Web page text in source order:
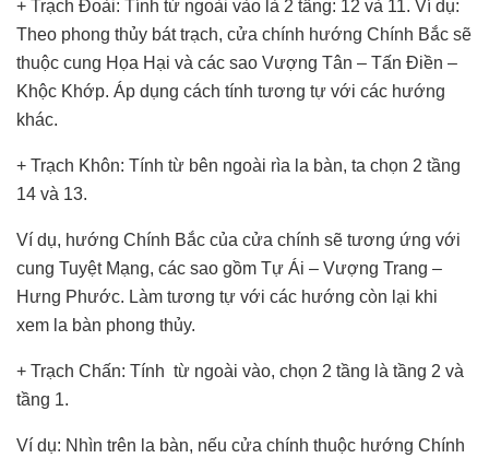
+ Trạch Đoài: Tính từ ngoài vào là 2 tầng: 12 và 11. Ví dụ:
Theo phong thủy bát trạch, cửa chính hướng Chính Bắc sẽ
thuộc cung Họa Hại và các sao Vượng Tân – Tấn Điền –
Khộc Khớp. Áp dụng cách tính tương tự với các hướng
khác.
+ Trạch Khôn: Tính từ bên ngoài rìa la bàn, ta chọn 2 tầng
14 và 13.
Ví dụ, hướng Chính Bắc của cửa chính sẽ tương ứng với
cung Tuyệt Mạng, các sao gồm Tự Ái – Vượng Trang –
Hưng Phước. Làm tương tự với các hướng còn lại khi
xem la bàn phong thủy.
+ Trạch Chấn: Tính từ ngoài vào, chọn 2 tầng là tầng 2 và
tầng 1.
Ví dụ: Nhìn trên la bàn, nếu cửa chính thuộc hướng Chính